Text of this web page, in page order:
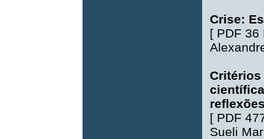
Crise:
[ PDF 36
Critérios
[ PDF
Sueli